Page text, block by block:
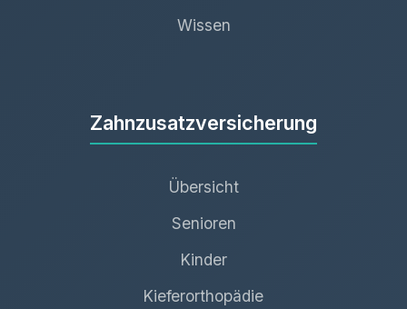
Wissen
Zahnzusatzversicherung
Übersicht
Senioren
Kinder
Kieferorthopädie